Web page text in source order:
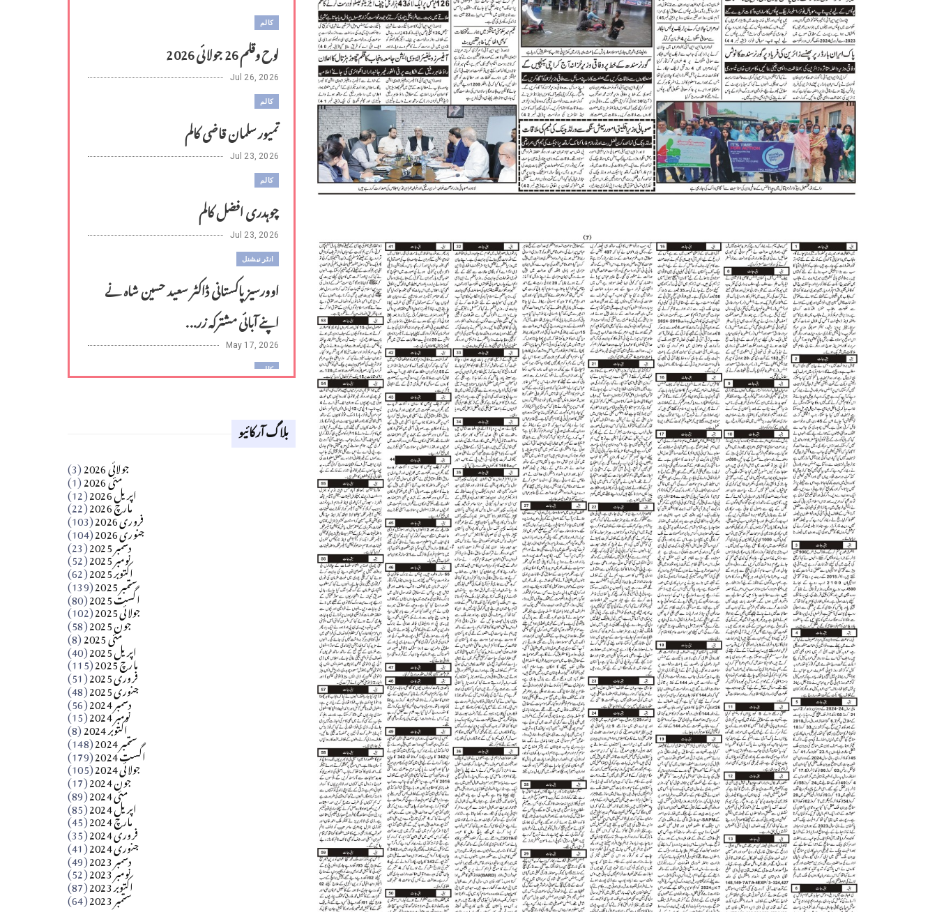
کالم
لوح وقلم 26 جولائی 2026
Jul 26, 2026
کالم
تمیور سلمان قاضی کالم
Jul 23, 2026
کالم
چوہدری افضل کالم
Jul 23, 2026
انٹر نیشنل
اوورسیز پاکستانی ڈاکٹر سعید حسین شاہ نے
اپنے آبائی مشترکہ زر...
May 17, 2026
کالم
Apr 18, 2026
آزاد کشمیر جیسے احتجاج کی ضرورت ہے؟
​تحریر: عاصم نواز طاہرخیلی (غازی/ہری پور)
بلاگ آرکائیو
جولائی 2026 (3) مئی 2026 (1) اپریل 2026 (12) مارچ 2026 (22) فروری 2026 (103) جنوری 2026 (104) دسمبر 2025 (23) نومبر 2025 (52) اکتوبر 2025 (62) ستمبر 2025 (139) اگست 2025 (80) جولائی 2025 (102) جون 2025 (58) مئی 2025 (8) اپریل 2025 (40) مارچ 2025 (115) فروری 2025 (51) جنوری 2025 (48) دسمبر 2024 (56) نومبر 2024 (15) اکتوبر 2024 (8) ستمبر 2024 (148) اگست 2024 (179) جولائی 2024 (105) جون 2024 (17) مئی 2024 (89) اپریل 2024 (85) مارچ 2024 (45) فروری 2024 (35) جنوری 2024 (41) دسمبر 2023 (49) نومبر 2023 (52) اکتوبر 2023 (87) ستمبر 2023 (64)